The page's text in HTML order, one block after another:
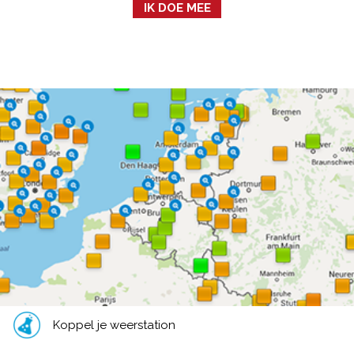
IK DOE MEE
Koppel je weerstation